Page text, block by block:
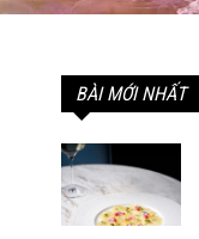
BÀI MỚI NHẤT